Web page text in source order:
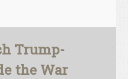
Trump-
the War